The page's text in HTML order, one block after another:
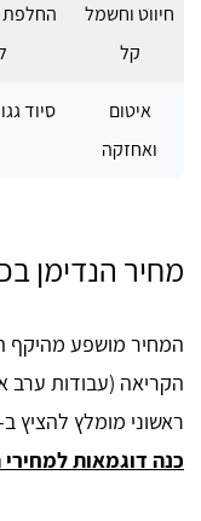
חיווט וחשמל
קל
החלפת
איטום
ואחזקה
סיוד
מחיר הנדימן
המחיר מושפע מהיקף
הקריאה (עבודות ערב
ראשוני מומלץ להציץ
כנה דוגמאות למחירי